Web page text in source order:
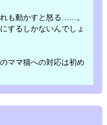
も動かすと怒る……。
するしかないんでしょ
ママ猫への対応は初め